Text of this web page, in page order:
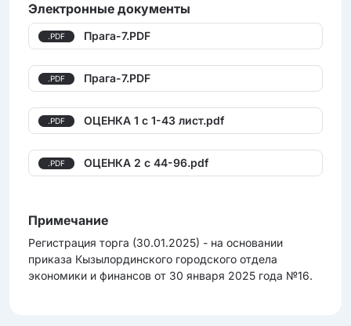
Электронные документы
.PDF Прага-7.PDF
.PDF Прага-7.PDF
.PDF ОЦЕНКА 1 с 1-43 лист.pdf
.PDF ОЦЕНКА 2 с 44-96.pdf
Примечание
Регистрация торга (30.01.2025) - на основании
приказа Кызылординского городского отдела
экономики и финансов от 30 января 2025 года №16.